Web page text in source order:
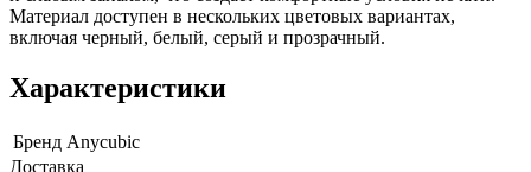
Материал доступен в нескольких цветовых вариантах,
включая черный, белый, серый и прозрачный.
Характеристики
Бренд Anycubic
Доставка